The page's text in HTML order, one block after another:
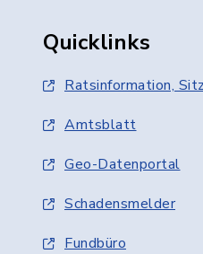
Quicklinks
Ratsinformation,
Amtsblatt
Geo-Datenportal
Schadensmelder
Fundbüro